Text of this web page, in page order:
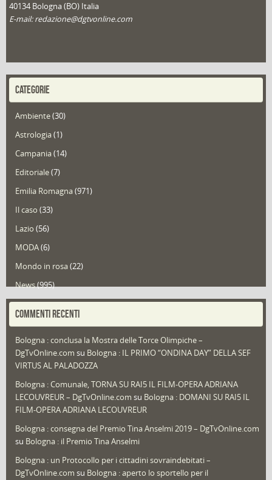
40134 Bologna (BO) Italia
E-mail: redazione@dgtvonline.com
CATEGORIE
Ambiente(30)
Astrologia(1)
Campania(14)
Editoriale(7)
Emilia Romagna(971)
Il caso (33)
Lazio (56)
MODA(6)
Mondo in rosa(22)
News(995)
Portfolio(1)
Redazioni(1.052)
Speciali (22)
Sport
That's Bologna Magazine(25)
Video (archivio) (263)
COMMENTI RECENTI
Bologna : conclusa la Mostra delle Torce Olimpiche –
DgTvOnline.com su Bologna : IL PRIMO “ONDINA DAY” DELLA SEF
VIRTUS AL PALADOZZA
Bologna : Comunale, TORNA SU RAI5 IL FILM-OPERA ADRIANA
LECOUVREUR – DgTvOnline.com su Bologna : DOMANI SU RAI5 IL
FILM-OPERA ADRIANA LECOUVREUR
Bologna : consegna del Premio Tina Anselmi 2019 – DgTvOnline.com
su Bologna : il Premio Tina Anselmi
Bologna : un Protocollo per i cittadini sovraindebitati –
DgTvOnline.com su Bologna : aperto lo sportello per il